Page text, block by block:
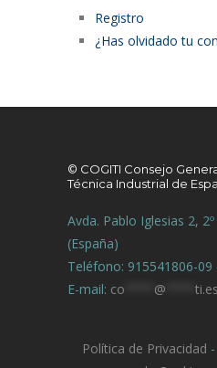
Registro
¿Has olvidado tu
© COGITI Consejo
Técnica Industrial de
Avda. Pablo Iglesias 2,
(España)
Teléfono: 915541806-09
E-mail: co @ ti.es
Política de Privacidad -